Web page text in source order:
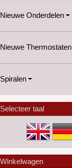
Nieuwe Onderdelen
Nieuwe Thermostaten
Spiralen
Selecteer taal
Winkelwagen